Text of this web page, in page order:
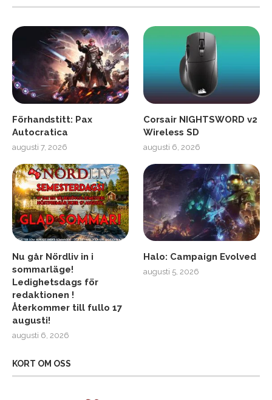
Förhandstitt: Pax
Autocratica
augusti 7, 2026
Corsair NIGHTSWORD v2
Wireless SD
augusti 6, 2026
Nu går Nördliv in i
sommarläge!
Ledighetsdags för
redaktionen !
Återkommer till fullo 17
augusti!
augusti 6, 2026
Halo: Campaign Evolved
augusti 5, 2026
KORT OM OSS